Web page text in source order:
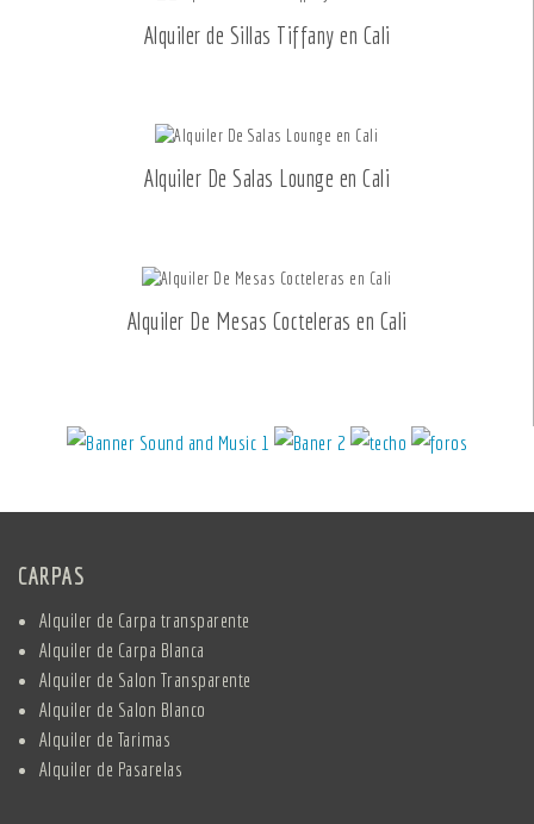
Alquiler de Sillas Tiffany en Cali
Alquiler De Salas Lounge en Cali
Alquiler De Mesas Cocteleras en Cali
CARPAS
Alquiler de Carpa transparente
Alquiler de Carpa Blanca
Alquiler de Salon Transparente
Alquiler de Salon Blanco
Alquiler de Tarimas
Alquiler de Pasarelas